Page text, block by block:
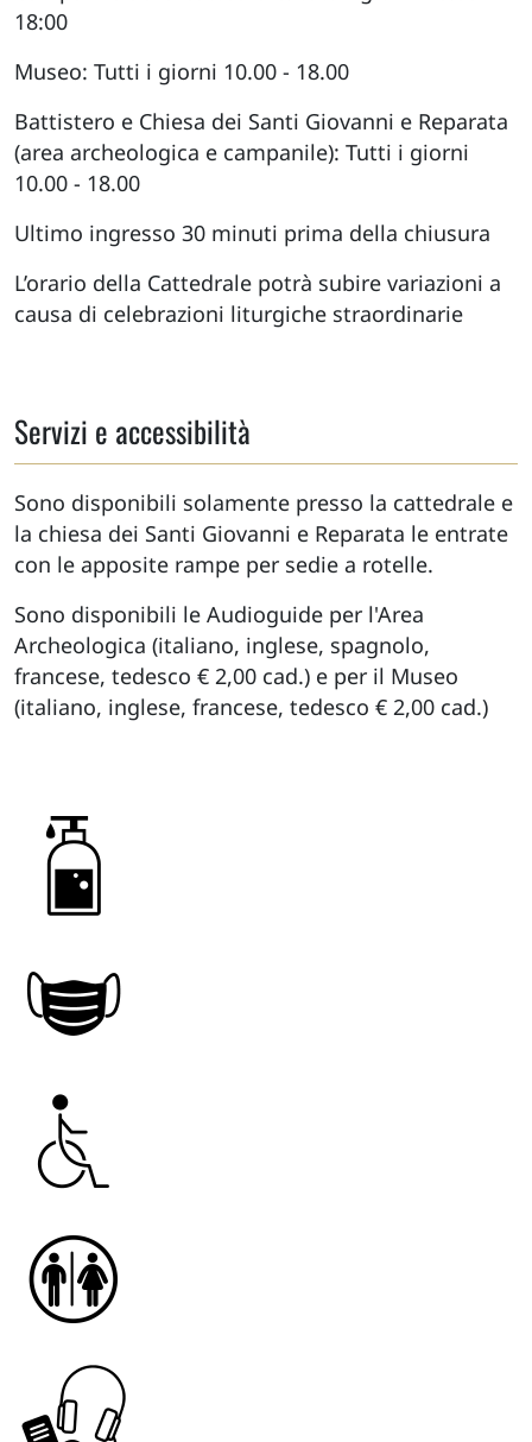
18:00
Museo: Tutti i giorni 10.00 - 18.00
Battistero e Chiesa dei Santi Giovanni e Reparata
(area archeologica e campanile): Tutti i giorni
10.00 - 18.00
Ultimo ingresso 30 minuti prima della chiusura
L’orario della Cattedrale potrà subire variazioni a
causa di celebrazioni liturgiche straordinarie
Servizi e accessibilità
Sono disponibili solamente presso la cattedrale e
la chiesa dei Santi Giovanni e Reparata le entrate
con le apposite rampe per sedie a rotelle.
Sono disponibili le Audioguide per l'Area
Archeologica (italiano, inglese, spagnolo,
francese, tedesco € 2,00 cad.) e per il Museo
(italiano, inglese, francese, tedesco € 2,00 cad.)